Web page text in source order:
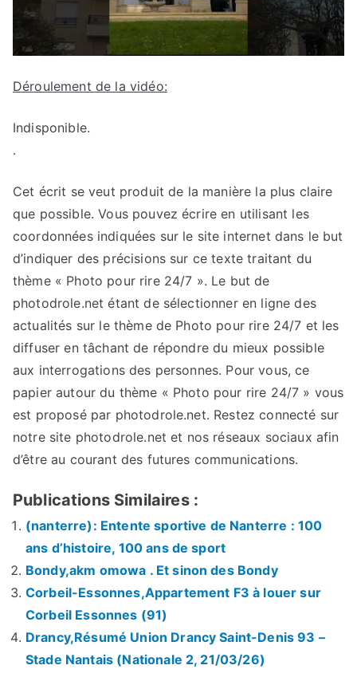
Déroulement de la vidéo:
Indisponible.
.
Cet écrit se veut produit de la manière la plus claire
que possible. Vous pouvez écrire en utilisant les
coordonnées indiquées sur le site internet dans le but
d’indiquer des précisions sur ce texte traitant du
thème « Photo pour rire 24/7 ». Le but de
photodrole.net étant de sélectionner en ligne des
actualités sur le thème de Photo pour rire 24/7 et les
diffuser en tâchant de répondre du mieux possible
aux interrogations des personnes. Pour vous, ce
papier autour du thème « Photo pour rire 24/7 » vous
est proposé par photodrole.net. Restez connecté sur
notre site photodrole.net et nos réseaux sociaux afin
d’être au courant des futures communications.
Publications Similaires :
(nanterre): Entente sportive de Nanterre : 100
ans d’histoire, 100 ans de sport
Bondy,akm omowa . Et sinon des Bondy
Corbeil-Essonnes,Appartement F3 à louer sur
Corbeil Essonnes (91)
Drancy,Résumé Union Drancy Saint-Denis 93 –
Stade Nantais (Nationale 2, 21/03/26)